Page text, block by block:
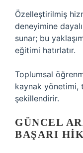
Özelleştirilmiş
deneyimine
sunar; bu
eğitimi hatırlatır.
Toplumsal
kaynak yönetimi,
şekillendirir.
GÜNCEL
BAŞARI